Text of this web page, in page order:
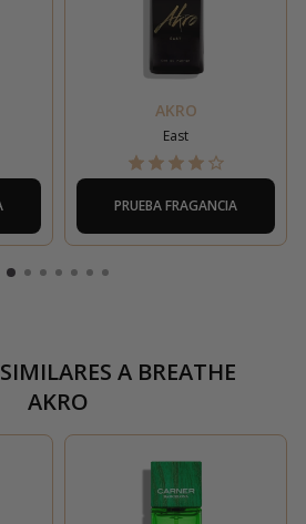
AKRO
East
PRUEBA FRAGANCIA
ABREATHE
AKRO